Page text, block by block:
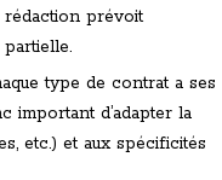
rédaction prévoit
type de contrat a ses
important d’adapter la
etc.) et aux spécificités